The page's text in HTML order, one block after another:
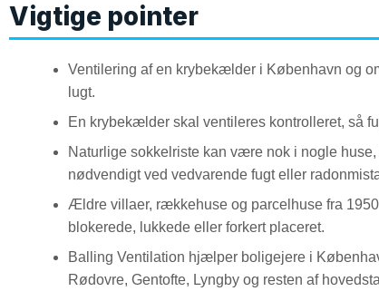
Vigtige pointer
Ventilering af en krybekælder i København og
lugt.
En krybekælder skal ventileres kontrolleret, så
Naturlige sokkelriste kan være nok i nogle
nødvendigt ved vedvarende fugt eller
Ældre villaer, rækkehuse og parcelhuse fra
blokerede, lukkede eller forkert placeret.
Balling Ventilation hjælper boligejere i
Rødovre, Gentofte, Lyngby og resten af